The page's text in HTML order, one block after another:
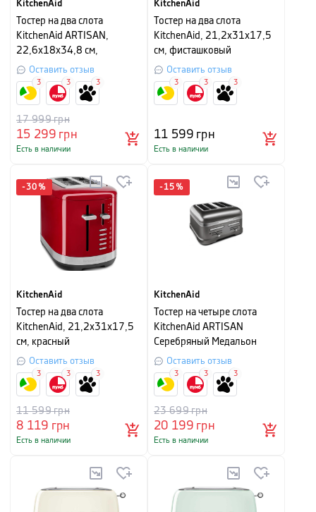
KitchenAid
Тостер на два слота
KitchenAid ARTISAN,
22,6х18х34,8 см,
чернильный синий
Оставить отзыв
15 299грн
17 999грн
Есть в наличии
3 3 3
KitchenAid
Тостер на два слота
KitchenAid, 21,2х31х17,5
см, фисташковый
Оставить отзыв
11 599грн
Есть в наличии
3 3 3
-30 %
KitchenAid
Тостер на два слота
KitchenAid, 21,2х31х17,5
см, красный
Оставить отзыв
8 119 грн
11 599грн
Есть в наличии
3 3 3
-15 %
KitchenAid
Тостер на четыре слота
KitchenAid ARTISAN
Серебряный Медальон
Оставить отзыв
20 199грн
23 699грн
Есть в наличии
3 3 3